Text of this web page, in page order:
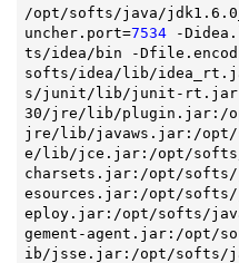
/opt/softs/java/
uncher.port=7534 -
ts/idea/bin -
softs/idea/lib/
s/junit/lib/junit-rt.jar:/
30/jre/lib/plugin.jar:/
jre/lib/javaws.jar:/opt/
e/lib/jce.jar:/opt/
charsets.jar:/opt/
esources.jar:/opt/
eploy.jar:/opt/softs/
gement-agent.jar:/opt/
ib/jsse.jar:/opt/softs/